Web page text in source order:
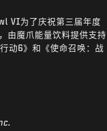
VI为了庆祝第三届年度
由魔爪能量饮料提供支持
动6》和《使命召唤：战